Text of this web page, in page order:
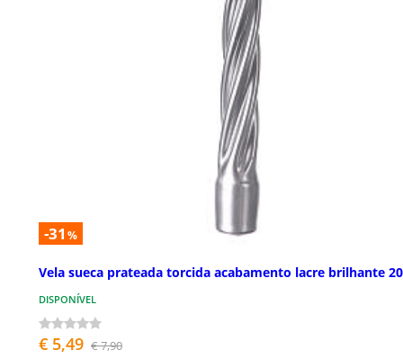
-31 %
Vela sueca prateada torcida acabamento lacre brilhante
DISPONÍVEL
€ 5,49 € 7,90